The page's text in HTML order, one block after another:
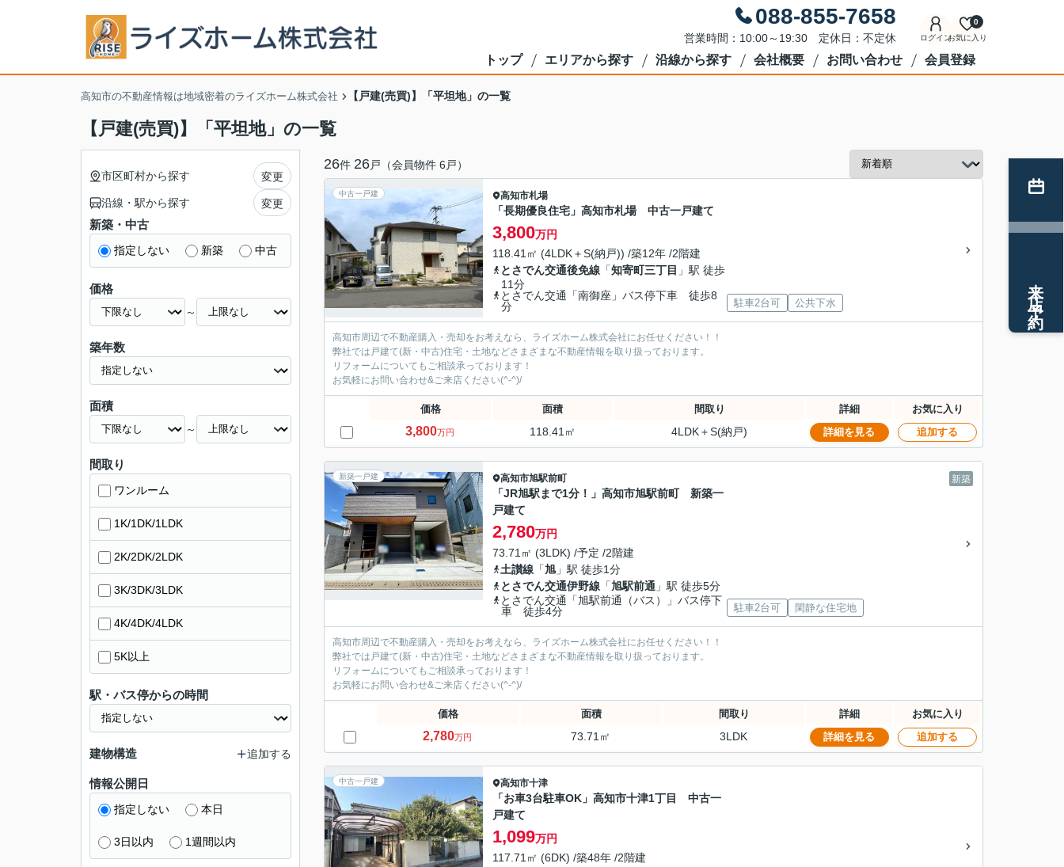
088-855-7658
営業時間：10:00～19:30 定休日：不定休 ログインお気に入り
0
トップ エリアから探す 沿線から探す 会社概要 お問い合わせ 会員登録
高知市の不動産情報は地域密着のライズホーム株式会社 【戸建(売買)】「平坦地」の一覧
【戸建(売買)】「平坦地」の一覧
26件 26戸（会員物件 6戸）
中古一戸建 高知市札場
「長期優良住宅」高知市札場 中古一戸建て
3,800万円
118.41㎡ (4LDK＋S(納戸)) /築12年 /2階建
とさでん交通後免線 「知寄町三丁目 」駅 徒歩
11分
とさでん交通「南御座」バス停下車 徒歩8
分
駐車2台可 公共下水
高知市周辺で不動産購入・売却をお考えなら、ライズホーム株式会社にお任せください！！
弊社では戸建て(新・中古)住宅・土地などさまざまな不動産情報を取り扱っております。
リフォームについてもご相談承っております！
お気軽にお問い合わせ&ご来店ください‍(^-^)/
価格 面積 間取り 詳細 お気に入り
3,800万円 118.41㎡ 4LDK＋S(納戸) 詳細を見る 追加する
新築一戸建 新築
高知市旭駅前町
「JR旭駅まで1分！」高知市旭駅前町 新築一
戸建て
2,780万円
73.71㎡ (3LDK) /予定 /2階建
土讃線 「旭 」駅 徒歩1分
とさでん交通伊野線 「旭駅前通 」駅 徒歩5分
とさでん交通「旭駅前通（バス）」バス停下
車 徒歩4分
駐車2台可 閑静な住宅地
高知市周辺で不動産購入・売却をお考えなら、ライズホーム株式会社にお任せください！！
弊社では戸建て(新・中古)住宅・土地などさまざまな不動産情報を取り扱っております。
リフォームについてもご相談承っております！
お気軽にお問い合わせ&ご来店ください‍(^-^)/
価格 面積 間取り 詳細 お気に入り
2,780万円 73.71㎡ 3LDK 詳細を見る 追加する
中古一戸建 高知市十津
「お車3台駐車OK」高知市十津1丁目 中古一
戸建て
1,099万円
117.71㎡ (6DK) /築48年 /2階建
市区町村から探す 変更
沿線・駅から探す 変更
新築・中古
指定しない 新築 中古
価格
～
築年数
面積
～
間取り
ワンルーム
1K/1DK/1LDK
2K/2DK/2LDK
3K/3DK/3LDK
4K/4DK/4LDK
5K以上
駅・バス停からの時間
建物構造 追加する
情報公開日
指定しない 本日
3日以内 1週間以内
来店予約